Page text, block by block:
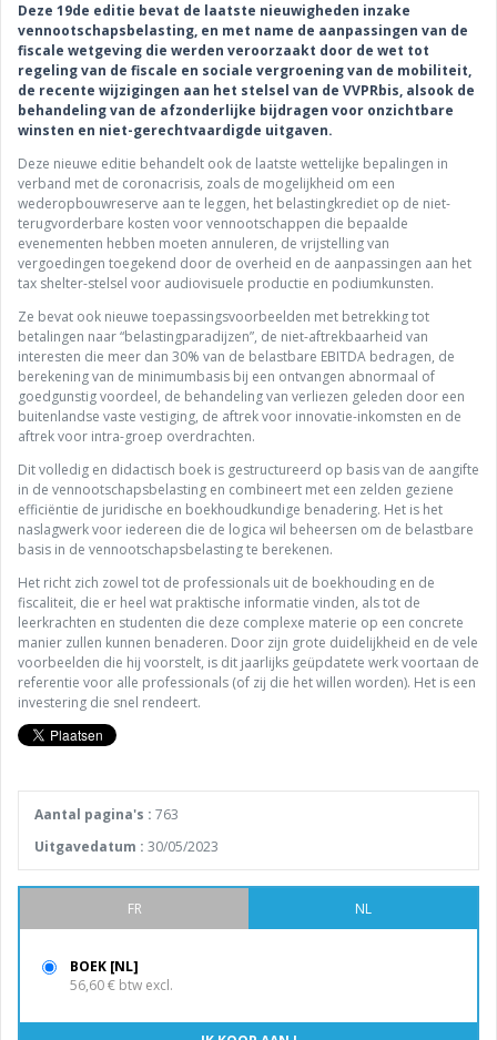
Deze 19de editie bevat de laatste nieuwigheden inzake
vennootschapsbelasting, en met name de aanpassingen van de
fiscale wetgeving die werden veroorzaakt door de wet tot
regeling van de fiscale en sociale vergroening van de mobiliteit,
de recente wijzigingen aan het stelsel van de VVPRbis, alsook de
behandeling van de afzonderlijke bijdragen voor onzichtbare
winsten en niet-gerechtvaardigde uitgaven.
Deze nieuwe editie behandelt ook de laatste wettelijke bepalingen in
verband met de coronacrisis, zoals de mogelijkheid om een
wederopbouwreserve aan te leggen, het belastingkrediet op de niet-
terugvorderbare kosten voor vennootschappen die bepaalde
evenementen hebben moeten annuleren, de vrijstelling van
vergoedingen toegekend door de overheid en de aanpassingen aan het
tax shelter-stelsel voor audiovisuele productie en podiumkunsten.
Ze bevat ook nieuwe toepassingsvoorbeelden met betrekking tot
betalingen naar “belastingparadijzen”, de niet-aftrekbaarheid van
interesten die meer dan 30% van de belastbare EBITDA bedragen, de
berekening van de minimumbasis bij een ontvangen abnormaal of
goedgunstig voordeel, de behandeling van verliezen geleden door een
buitenlandse vaste vestiging, de aftrek voor innovatie-inkomsten en de
aftrek voor intra-groep overdrachten.
Dit volledig en didactisch boek is gestructureerd op basis van de aangifte
in de vennootschapsbelasting en combineert met een zelden geziene
efficiëntie de juridische en boekhoudkundige benadering. Het is het
naslagwerk voor iedereen die de logica wil beheersen om de belastbare
basis in de vennootschapsbelasting te berekenen.
Het richt zich zowel tot de professionals uit de boekhouding en de
fiscaliteit, die er heel wat praktische informatie vinden, als tot de
leerkrachten en studenten die deze complexe materie op een concrete
manier zullen kunnen benaderen. Door zijn grote duidelijkheid en de vele
voorbeelden die hij voorstelt, is dit jaarlijks geüpdatete werk voortaan de
referentie voor alle professionals (of zij die het willen worden). Het is een
investering die snel rendeert.
Aantal pagina's : 763
Uitgavedatum : 30/05/2023
FR NL
BOEK [NL]
56,60 € btw excl.